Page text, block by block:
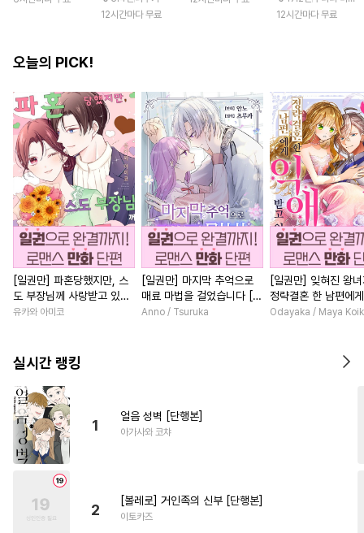
12시간마다 무료
12시간마다 무료
오늘의 PICK!
[일권만] 파혼당했지만, 스
도 부장님께 사랑받고 있습
니다 [단행본]
유카와 아미코
[일권만] 마지막 추억으로
매료 마법을 걸었습니다 [단
행본]
Anno / Tsuruka
[일권만] 잊혀진 왕
정략결혼 한 남편에
받고 있습니다 [단행
Odayaka / Maya
실시간 랭킹
1
얼음 성벽 [단행본]
아가사와 코챠
2
[볼레로] 거인족의 신부 [단행본]
이토카즈